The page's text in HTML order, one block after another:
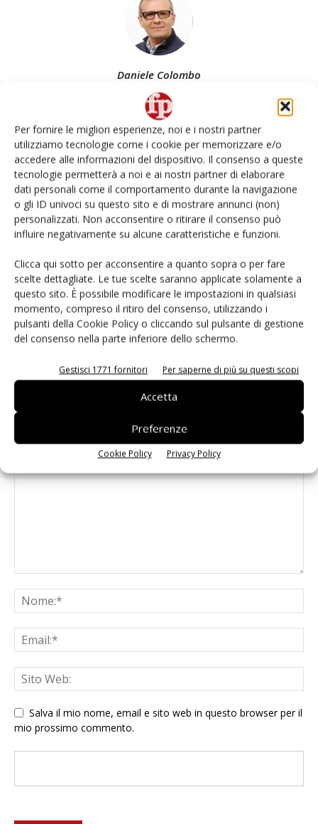
Per fornire le migliori esperienze, noi e i nostri partner
utilizziamo tecnologie come i cookie per memorizzare e/o
accedere alle informazioni del dispositivo. Il consenso a queste
tecnologie permetterà a noi e ai nostri partner di elaborare
dati personali come il comportamento durante la navigazione
o gli ID univoci su questo sito e di mostrare annunci (non)
personalizzati. Non acconsentire o ritirare il consenso può
influire negativamente su alcune caratteristiche e funzioni.
Clicca qui sotto per acconsentire a quanto sopra o per fare
scelte dettagliate. Le tue scelte saranno applicate solamente a
questo sito. È possibile modificare le impostazioni in qualsiasi
momento, compreso il ritiro del consenso, utilizzando i
pulsanti della Cookie Policy o cliccando sul pulsante di gestione
del consenso nella parte inferiore dello schermo.
Gestisci 1771 fornitori Per saperne di più su questi scopi
Accetta
Preferenze
Cookie Policy Privacy Policy
Daniele Colombo
Articoli correlati Di più dello stesso autore
Apofruit, estate da record per il bio:
Canova e ViviToscano crescono a
doppia cifra
rivoluzionare la categoria
Known-You Seed Europa e Consorzio
Dolce Passione puntano sull’innovazione
LASCIA UN COMMENTO
Salva il mio nome, email e sito web in questo browser per il
mio prossimo commento.